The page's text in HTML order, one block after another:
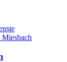
Miesbach